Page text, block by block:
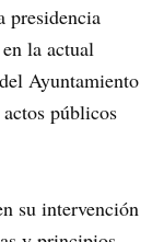
presidencia
la actual
Ayuntamiento
públicos
su intervención